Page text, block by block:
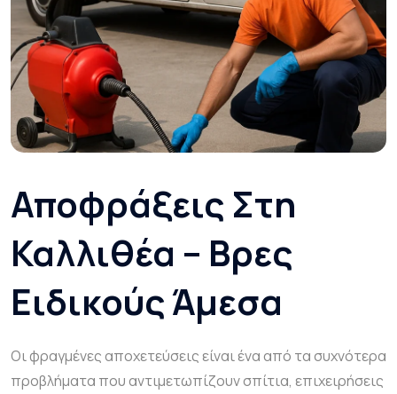
Αποφράξεις Στη
Καλλιθέα – Βρες
Ειδικούς Άμεσα
Οι φραγμένες αποχετεύσεις είναι ένα από τα συχνότερα
προβλήματα που αντιμετωπίζουν σπίτια, επιχειρήσεις